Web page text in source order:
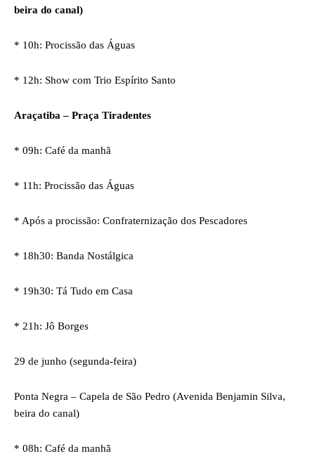
beira do canal)
* 10h: Procissão das Águas
* 12h: Show com Trio Espírito Santo
Araçatiba – Praça Tiradentes
* 09h: Café da manhã
* 11h: Procissão das Águas
* Após a procissão: Confraternização dos Pescadores
* 18h30: Banda Nostálgica
* 19h30: Tá Tudo em Casa
* 21h: Jô Borges
29 de junho (segunda-feira)
Ponta Negra – Capela de São Pedro (Avenida Benjamin Silva,
beira do canal)
* 08h: Café da manhã